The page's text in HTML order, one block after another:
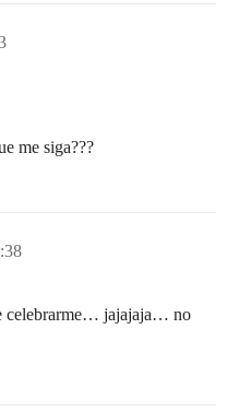
me siga???
celebrarme… jajajaja… no